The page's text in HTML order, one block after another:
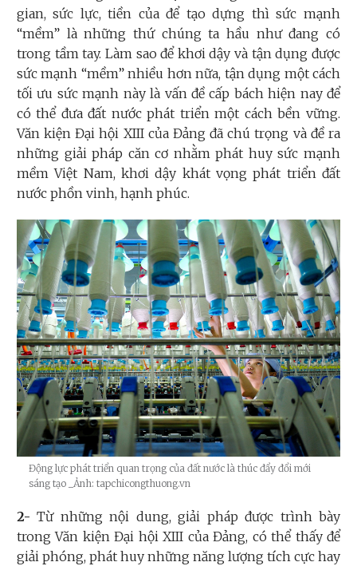
gian, sức lực, tiền của để tạo dựng thì sức mạnh
“mềm” là những thứ chúng ta hầu như đang có
trong tầm tay. Làm sao để khơi dậy và tận dụng được
sức mạnh “mềm” nhiều hơn nữa, tận dụng một cách
tối ưu sức mạnh này là vấn đề cấp bách hiện nay để
có thể đưa đất nước phát triển một cách bền vững.
Văn kiện Đại hội XIII của Đảng đã chú trọng và đề ra
những giải pháp căn cơ nhằm phát huy sức mạnh
mềm Việt Nam, khơi dậy khát vọng phát triển đất
nước phồn vinh, hạnh phúc.
Động lực phát triển quan trọng của đất nước là thúc đẩy đổi mới
sáng tạo
_Ảnh: tapchicongthuong.vn
2- Từ những nội dung, giải pháp được trình bày
trong Văn kiện Đại hội XIII của Đảng, có thể thấy để
giải phóng, phát huy những năng lượng tích cực hay